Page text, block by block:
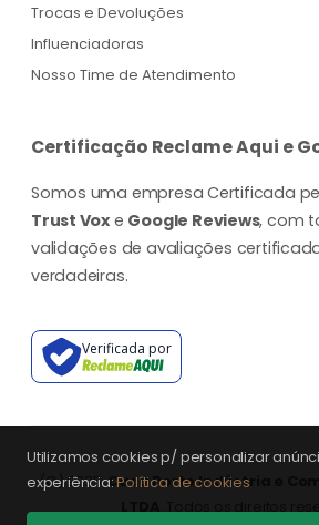
Utilizamos cookies p/ personalizar
experiência:Política de cookies
Trocas e Devoluções
Influenciadoras
Nosso Time de Atendimento
Certificação Reclame Aqui e
Somos uma empresa Certificada
Trust Vox e Google Reviews, com
validações de avaliações
verdadeiras.
Verificada por
(©) 2025.Casa Porto Indústria e